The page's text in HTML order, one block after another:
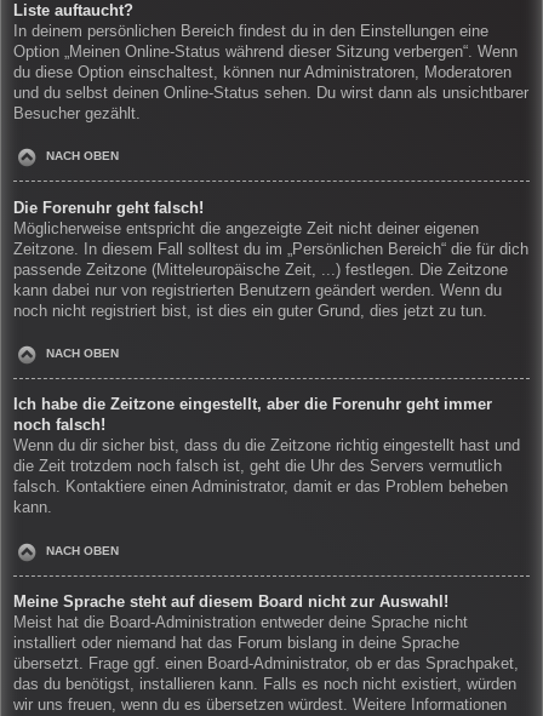
Liste auftaucht?
In deinem persönlichen Bereich findest du in den Einstellungen eine
Option „Meinen Online-Status während dieser Sitzung verbergen“. Wenn
du diese Option einschaltest, können nur Administratoren, Moderatoren
und du selbst deinen Online-Status sehen. Du wirst dann als unsichtbarer
Besucher gezählt.
NACH OBEN
Die Forenuhr geht falsch!
Möglicherweise entspricht die angezeigte Zeit nicht deiner eigenen
Zeitzone. In diesem Fall solltest du im „Persönlichen Bereich“ die für dich
passende Zeitzone (Mitteleuropäische Zeit, ...) festlegen. Die Zeitzone
kann dabei nur von registrierten Benutzern geändert werden. Wenn du
noch nicht registriert bist, ist dies ein guter Grund, dies jetzt zu tun.
NACH OBEN
Ich habe die Zeitzone eingestellt, aber die Forenuhr geht immer
noch falsch!
Wenn du dir sicher bist, dass du die Zeitzone richtig eingestellt hast und
die Zeit trotzdem noch falsch ist, geht die Uhr des Servers vermutlich
falsch. Kontaktiere einen Administrator, damit er das Problem beheben
kann.
NACH OBEN
Meine Sprache steht auf diesem Board nicht zur Auswahl!
Meist hat die Board-Administration entweder deine Sprache nicht
installiert oder niemand hat das Forum bislang in deine Sprache
übersetzt. Frage ggf. einen Board-Administrator, ob er das Sprachpaket,
das du benötigst, installieren kann. Falls es noch nicht existiert, würden
wir uns freuen, wenn du es übersetzen würdest. Weitere Informationen